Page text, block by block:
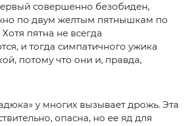
совершенно безобиден,
по двум желтым пятнышкам по
пятна не всегда
и тогда симпатичного ужика
потому что они и, правда,
у многих вызывает дрожь. Эта
опасна, но ее яд для